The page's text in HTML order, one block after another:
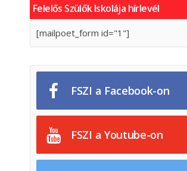
Felelős Szülők Iskolája hírlevél
[mailpoet_form id="1"]
FSZI a Facebook-on
FSZI a Youtube-on